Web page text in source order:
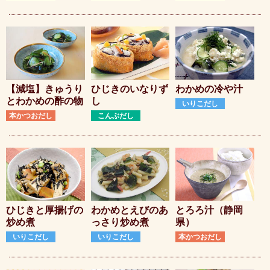
【減塩】きゅうり
とわかめの酢の物
本かつおだし
ひじきのいなりず
し
こんぶだし
わかめの冷や汁
いりこだし
ひじきと厚揚げの
炒め煮
いりこだし
わかめとえびのあ
っさり炒め煮
いりこだし
とろろ汁（静岡
県）
本かつおだし